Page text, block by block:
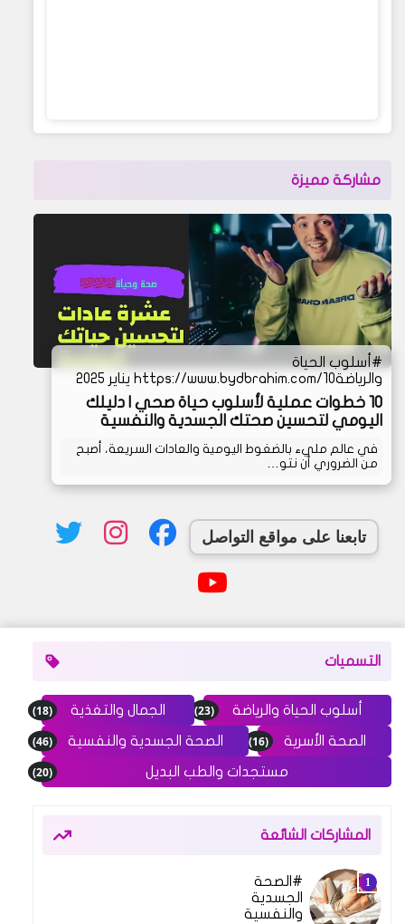
مشاركة مميزة
أسلوب الحياة
والرياضةhttps://www.bydbrahim.com/10 يناير 2025
10 خطوات عملية لأسلوب حياة صحي | دليلك
اليومي لتحسين صحتك الجسدية والنفسية
في عالم مليء بالضغوط اليومية والعادات السريعة، أصبح
من الضروري أن نتو…
تابعنا على مواقع التواصل
التسميات
أسلوب الحياة والرياضة (23) الجمال والتغذية (18)
الصحة الأسرية (16) الصحة الجسدية والنفسية (46)
مستجدات والطب البديل (20)
المشاركات الشائعة
الصحة
الجسدية
والنفسية